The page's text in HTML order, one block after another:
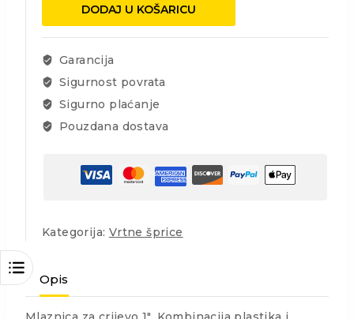
DODAJ U KOŠARICU
Garancija
Sigurnost povrata
Sigurno plaćanje
Pouzdana dostava
Kategorija: Vrtne šprice
Opis